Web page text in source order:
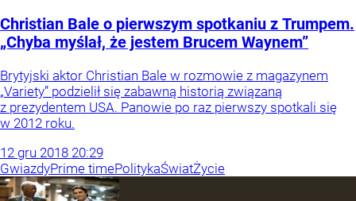
Christian Bale o pierwszym spotkaniu z Trumpem.
„Chyba myślał, że jestem Brucem Waynem”
Brytyjski aktor Christian Bale w rozmowie z magazynem
„Variety” podzielił się zabawną historią związaną
z prezydentem USA. Panowie po raz pierwszy spotkali się
w 2012 roku.
12 gru 2018 20:29
GwiazdyPrime timePolitykaŚwiatŻycie